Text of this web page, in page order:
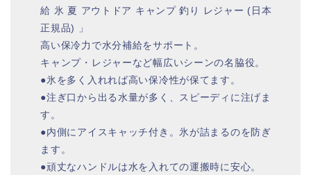
給 氷 夏 アウトドア キャンプ 釣り レジャー (日本
正規品) 」
高い保冷力で水分補給をサポート。
キャンプ・レジャーなど幅広いシーンの名脇役。
●氷を多く入れれば高い保冷性が保てます。
●注ぎ口から出る水量が多く、スピーディに注げま
す。
●内側にアイスキャッチ付き。氷が詰まるのを防ぎ
ます。
●頑丈なハンドルは水を入れての運搬時に安心。